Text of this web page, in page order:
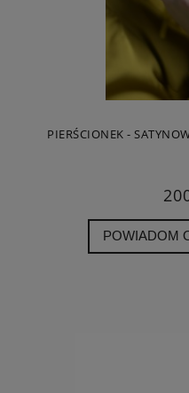
PIERŚCIONEK -
POWIADOM